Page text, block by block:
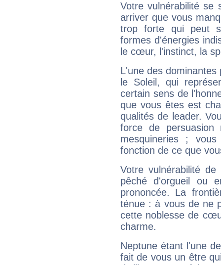
Votre vulnérabilité se
arriver que vous
trop forte qui peut
formes d'énergies
le cœur, l'instinct, la
L'une des
le Soleil, qui
certain sens de
que vous êtes est
qualités de leader.
force de
mesquineries ;
fonction de ce que
Votre vulnérabilité
pêché d'orgueil ou
prononcée. La
ténue : à vous de ne
cette noblesse de
charme.
Neptune étant l'une
fait de vous un être